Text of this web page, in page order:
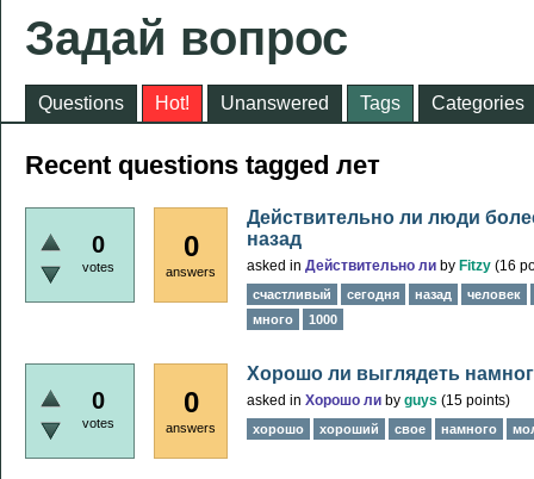
Задай вопрос
Questions Hot! Unanswered Tags Categories
Recent questions tagged лет
0
votes
0
answers
Действительно ли люди
назад
asked in Действительно ли by Fitzy (16
счастливый сегодня назад
человек
много
1000
0
votes
0
answers
Хорошо ли выглядеть
asked in Хорошо ли by guys (15 points)
хорошо хороший свое намного